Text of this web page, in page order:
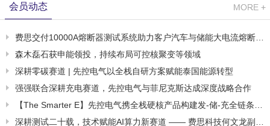
会员动态
费思交付10000A熔断器测试系统助力客户汽车与储能大电流熔断器
验证升级
森木磊石获申能领投，持续布局可控核聚变等领域
深耕零碳赛道 | 先控电气以全栈自研方案赋能泰国能源转型
强强联合深耕充电赛道，先控电气与菲尼克斯达成深度战略合作
【The Smarter E】先控电气携全栈硬核产品构建发-储-充全链条一
体化能源生态
深耕测试二十载，技术赋能AI算力新赛道 —— 费思科技何文龙副总